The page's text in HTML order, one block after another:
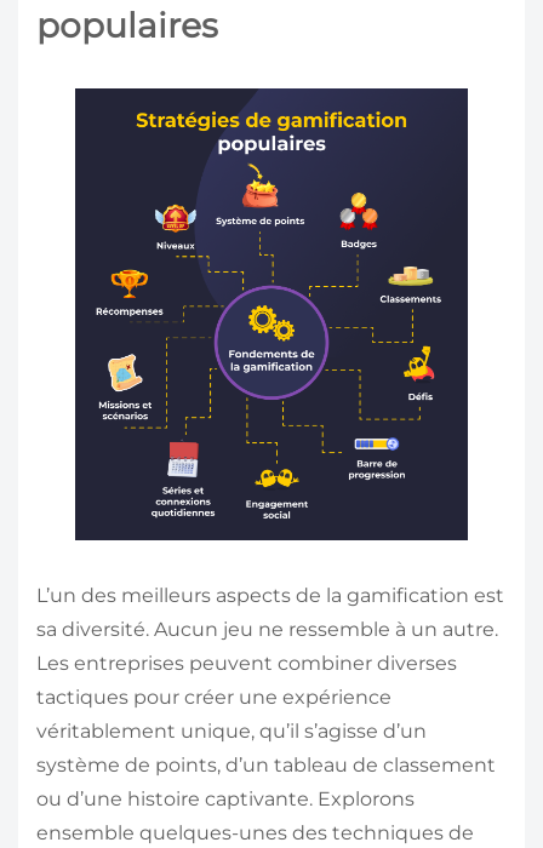
populaires
L’un des meilleurs aspects de la gamification est
sa diversité. Aucun jeu ne ressemble à un autre.
Les entreprises peuvent combiner diverses
tactiques pour créer une expérience
véritablement unique, qu’il s’agisse d’un
système de points, d’un tableau de classement
ou d’une histoire captivante. Explorons
ensemble quelques-unes des techniques de